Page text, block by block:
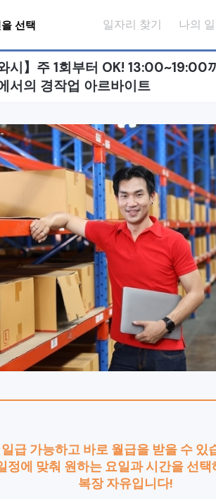
선택 일자리 찾기 나의
시】주 1회부터 OK!
서의 경작업 아르바이트
일급 가능하고 바로 월급을 받을 수 있
정에 맞춰 원하는 요일과 시간을 선
복장 자유입니다!